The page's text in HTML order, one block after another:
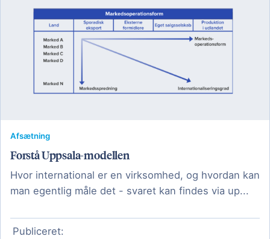
Afsætning
Forstå Uppsala-modellen
Hvor international er en virksomhed, og hvordan kan
man egentlig måle det - svaret kan findes via up...
Publiceret: